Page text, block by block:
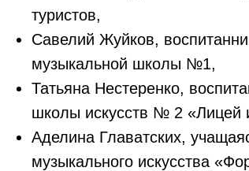
туристов,
Савелий Жуйков,
музыкальной школы №1,
Татьяна Нестеренко,
школы искусств № 2 «Лицей
Аделина Главатских,
музыкального искусства